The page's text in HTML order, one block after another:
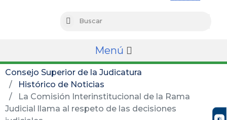
Buscar
Menú
Consejo Superior de la Judicatura
Histórico de Noticias
La Comisión Interinstitucional de la Rama
Judicial llama al respeto de las decisiones